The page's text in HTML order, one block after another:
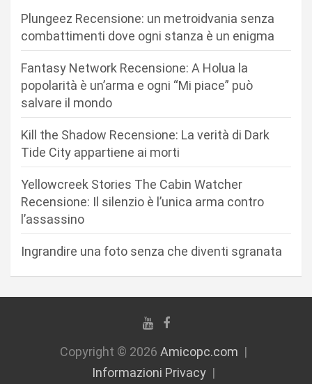
Plungeez Recensione: un metroidvania senza
combattimenti dove ogni stanza è un enigma
Fantasy Network Recensione: A Holua la
popolarità è un’arma e ogni “Mi piace” può
salvare il mondo
Kill the Shadow Recensione: La verità di Dark
Tide City appartiene ai morti
Yellowcreek Stories The Cabin Watcher
Recensione: Il silenzio è l’unica arma contro
l’assassino
Ingrandire una foto senza che diventi sgranata
Copyright © 2026 Amicopc.com
Informazioni Privacy